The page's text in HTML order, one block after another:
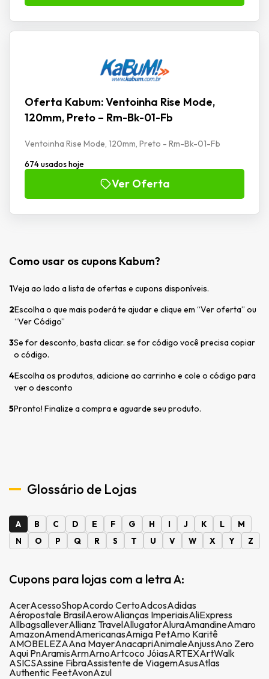
Oferta Kabum: Ventoinha Rise Mode,
120mm, Preto – Rm-Bk-01-Fb
Ventoinha Rise Mode, 120mm, Preto - Rm-Bk-01-Fb
674 usados hoje
Ver Oferta
Como usar os cupons Kabum?
1Veja ao lado a lista de ofertas e cupons disponíveis.
2Escolha o que mais poderá te ajudar e clique em “Ver oferta” ou
“Ver Código”
3Se for desconto, basta clicar. se for código você precisa copiar
o código.
4Escolha os produtos, adicione ao carrinho e cole o código para
ver o desconto
5Pronto! Finalize a compra e aguarde seu produto.
Glossário de Lojas
A B C D E F G H I J K L
M
N
O P Q R S T U V W X Y Z
Cupons para lojas com a letra A:
AcerAcessoShopAcordo CertoAdcosAdidas
Aéropostale BrasilAerowAlianças ImperiaisAliExpress
AllbagsalleverAllianz TravelAllugatorAluraAmandineAmaro
AmazonAmendAmericanasAmiga PetAmo Karitê
AMOBELEZAAna MayerAnacapriAnimaleAnjussAno Zero
Aqui PnAramisArmArnoArtcoco JóiasARTEXArtWalk
ASICSAssine FibraAssistente de ViagemAsusAtlas
Authentic FeetAvonAzul